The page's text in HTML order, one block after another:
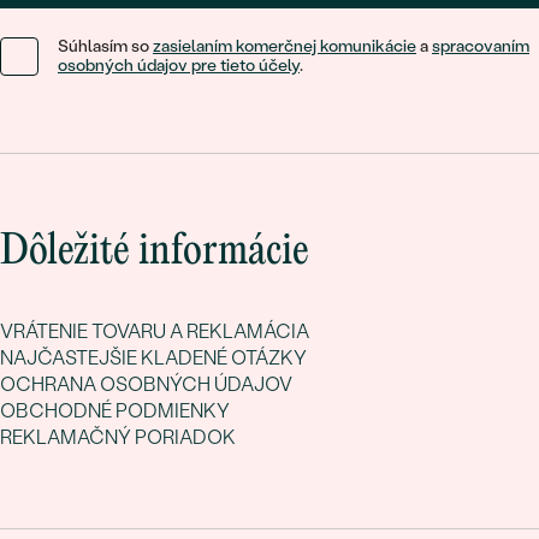
Súhlasím sozasielaním komerčnej komunikácieaspracovaním
osobných údajov pre tieto účely.
Dôležité informácie
VRÁTENIE TOVARU A REKLAMÁCIA
NAJČASTEJŠIE KLADENÉ OTÁZKY
OCHRANA OSOBNÝCH ÚDAJOV
OBCHODNÉ PODMIENKY
REKLAMAČNÝ PORIADOK